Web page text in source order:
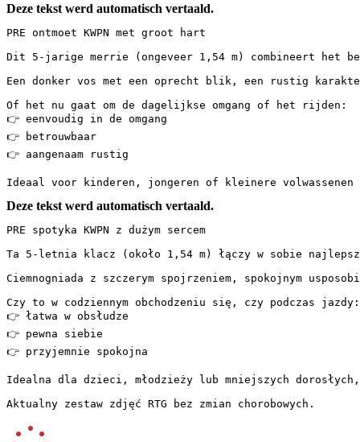
Deze tekst werd automatisch vertaald.
PRE ontmoet KWPN met groot hart
Dit 5-jarige merrie (ongeveer 1,54 m) combineert het
Een donker vos met een oprecht blik, een rustig
Of het nu gaat om de dagelijkse omgang of het rijden:
👉 eenvoudig in de omgang
👉 betrouwbaar
👉 aangenaam rustig
Ideaal voor kinderen, jongeren of kleinere
Deze tekst werd automatisch vertaald.
PRE spotyka KWPN z dużym sercem
Ta 5-letnia klacz (około 1,54 m) łączy w sobie
Ciemnogniada z szczerym spojrzeniem, spokojnym
Czy to w codziennym obchodzeniu się, czy podczas jazdy:
👉 łatwa w obsłudze
👉 pewna siebie
👉 przyjemnie spokojna
Idealna dla dzieci, młodzieży lub mniejszych
Aktualny zestaw zdjęć RTG bez zmian chorobowych.